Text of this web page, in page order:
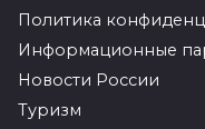
Политика
Информационные
Новости России
Туризм